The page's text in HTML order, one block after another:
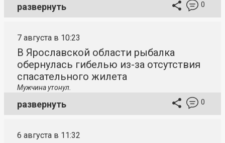
развернуть 0
7 августа в 10:23
В Ярославской области рыбалка
обернулась гибелью из-за отсутствия
спасательного жилета
Мужчина утонул.
развернуть 0
6 августа в 11:32